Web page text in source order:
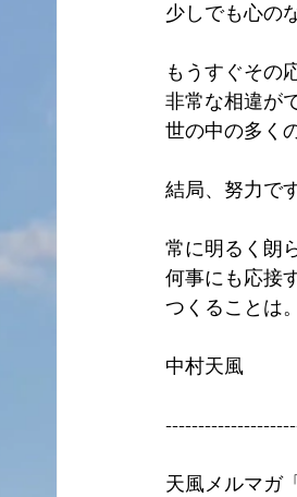
少しでも心の
もうすぐその
非常な相違が
世の中の多く
結局、努力で
常に明るく朗
何事にも応接
つくることは。
中村天風
天風メルマガ